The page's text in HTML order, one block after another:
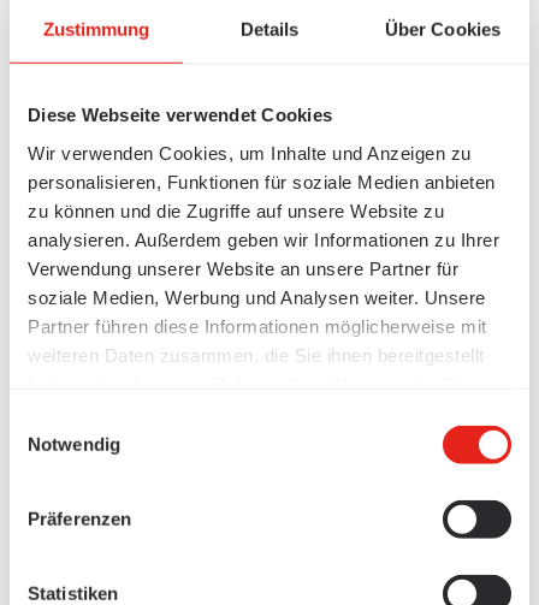
Zustimmung Details Über Cookies
Diese Webseite verwendet Cookies
Wir verwenden Cookies, um Inhalte und Anzeigen zu
personalisieren, Funktionen für soziale Medien anbieten
zu können und die Zugriffe auf unsere Website zu
analysieren. Außerdem geben wir Informationen zu Ihrer
Verwendung unserer Website an unsere Partner für
soziale Medien, Werbung und Analysen weiter. Unsere
Partner führen diese Informationen möglicherweise mit
weiteren Daten zusammen, die Sie ihnen bereitgestellt
Notwendig
Präferenzen
Statistiken